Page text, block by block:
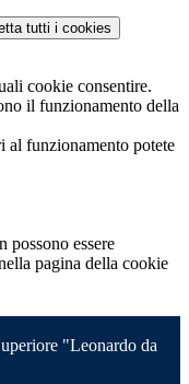
tutti i cookies
cookie consentire.
il funzionamento della
al funzionamento potete
possono essere
pagina della cookie
"Leonardo da